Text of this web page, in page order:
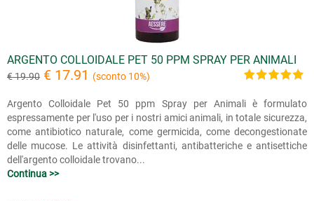
ARGENTO COLLOIDALE PET 50 PPM SPRAY PER ANIMALI
€ 19.90 € 17.91 (sconto 10%)
Argento Colloidale Pet 50 ppm Spray per Animali è formulato
espressamente per l'uso per i nostri amici animali, in totale sicurezza,
come antibiotico naturale, come germicida, come decongestionate
delle mucose. Le attività disinfettanti, antibatteriche e antisettiche
dell'argento colloidale trovano...
Continua >>